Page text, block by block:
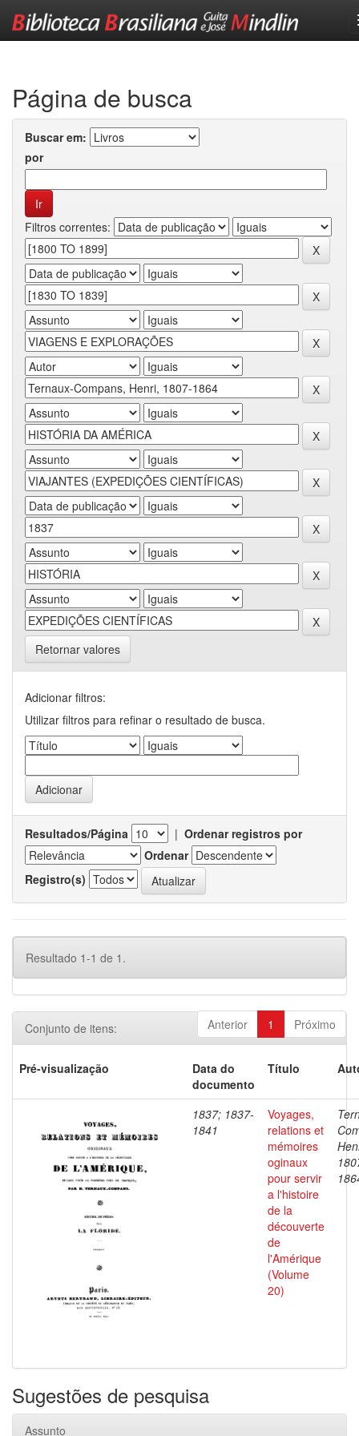
Página de busca
Buscar em:
por
Filtros correntes:
Retornar valores
Adicionar filtros:
Utilizar filtros para refinar o resultado de busca.
Resultados/Página | Ordenar registros por
Ordenar
Registro(s)
Resultado 1-1 de 1.
Anterior 1 Próximo
Conjunto de itens:
Pré-visualização
Data do
documento
Título
1837; 1837-
1841
Voyages,
relations et
mémoires
oginaux
pour servir
a l'histoire
de la
découverte
de
l'Amérique
(Volume
20)
Sugestões de pesquisa
Assunto